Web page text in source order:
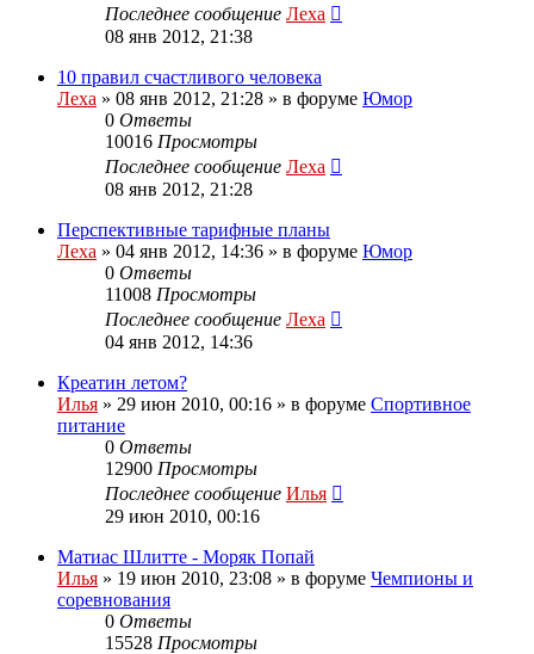
Последнее сообщение Леха
08 янв 2012, 21:38
10 правил счастливого человека
Леха » 08 янв 2012, 21:28 » в форуме Юмор
0 Ответы
10016 Просмотры
Последнее сообщение Леха
08 янв 2012, 21:28
Перспективные тарифные планы
Леха » 04 янв 2012, 14:36 » в форуме Юмор
0 Ответы
11008 Просмотры
Последнее сообщение Леха
04 янв 2012, 14:36
Креатин летом?
Илья » 29 июн 2010, 00:16 » в форуме Спортивное
питание
0 Ответы
12900 Просмотры
Последнее сообщение Илья
29 июн 2010, 00:16
Матиас Шлитте - Моряк Попай
Илья » 19 июн 2010, 23:08 » в форуме Чемпионы и
соревнования
0 Ответы
15528 Просмотры